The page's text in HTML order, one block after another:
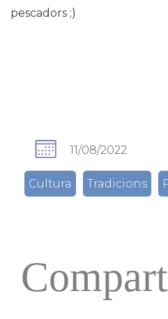
pescadors ;)
11/08/2022
Cultura Tradicions